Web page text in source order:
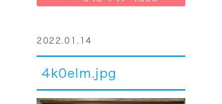
2022.01.14
4k0elm.jpg